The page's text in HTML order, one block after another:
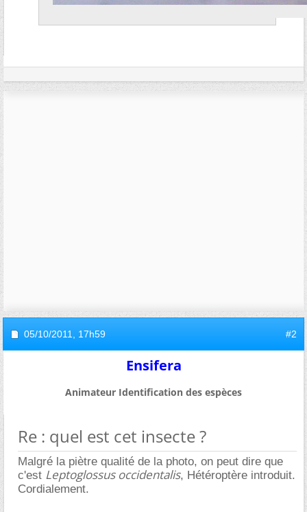
05/10/2011, 17h59 #2
Ensifera
Animateur Identification des espèces
Re : quel est cet insecte ?
Malgré la piètre qualité de la photo, on peut dire que
c'est Leptoglossus occidentalis, Hétéroptère introduit.
Cordialement.